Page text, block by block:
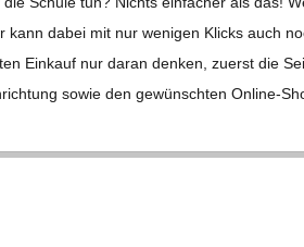
kann dabei mit nur weni­gen Klicks auch
Ein­kauf nur daran den­ken, zuerst die
sowie den gewünsch­ten Online-